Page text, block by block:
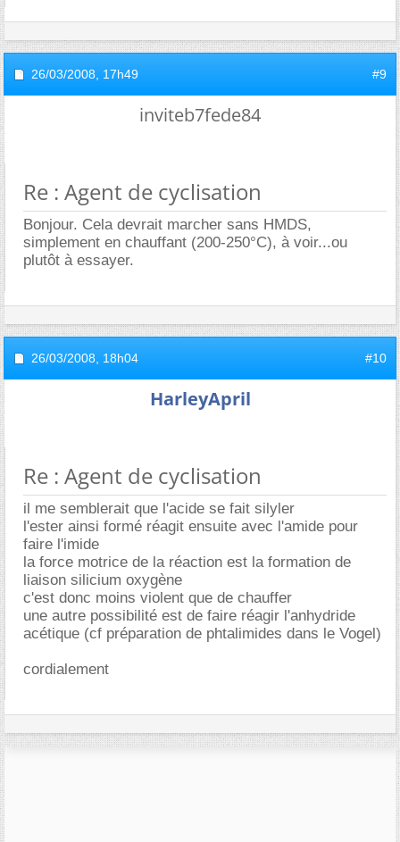
26/03/2008, 17h49 #9
inviteb7fede84
Re : Agent de cyclisation
Bonjour. Cela devrait marcher sans HMDS,
simplement en chauffant (200-250°C), à voir...ou
plutôt à essayer.
26/03/2008, 18h04 #10
HarleyApril
Re : Agent de cyclisation
il me semblerait que l'acide se fait silyler
l'ester ainsi formé réagit ensuite avec l'amide pour
faire l'imide
la force motrice de la réaction est la formation de
liaison silicium oxygène
c'est donc moins violent que de chauffer
une autre possibilité est de faire réagir l'anhydride
acétique (cf préparation de phtalimides dans le Vogel)
cordialement